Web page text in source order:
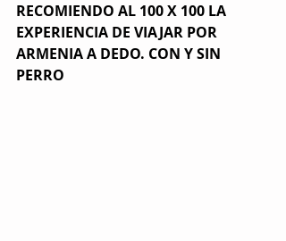
RECOMIENDO AL 100 X 100 LA
EXPERIENCIA DE VIAJAR POR
ARMENIA A DEDO. CON Y SIN
PERRO